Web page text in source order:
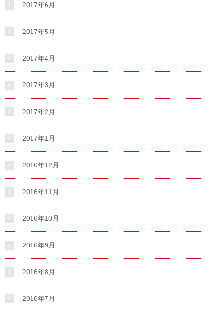
2017年6月
2017年5月
2017年4月
2017年3月
2017年2月
2017年1月
2016年12月
2016年11月
2016年10月
2016年9月
2016年8月
2016年7月